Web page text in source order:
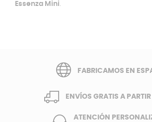
Essenza Mini.
FABRICAMOS EN
ENVÍOS GRATIS A
ATENCIÓN